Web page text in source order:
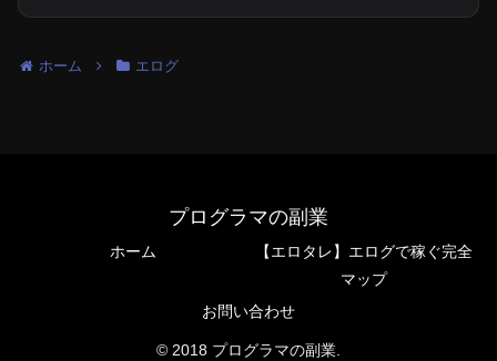
ホーム エログ
プログラマの副業
ホーム
【エロタレ】エログで稼ぐ完全
マップ
お問い合わせ
© 2018 プログラマの副業.